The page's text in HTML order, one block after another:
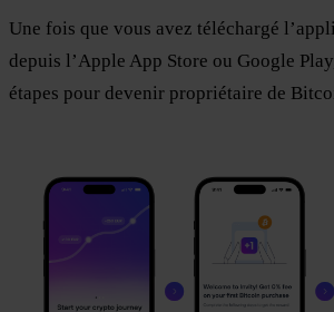
Une fois que vous avez téléchargé
depuis l’Apple App Store ou Google
étapes pour devenir propriétaire de